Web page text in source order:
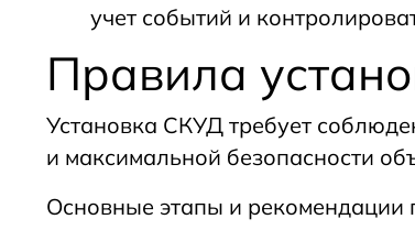
учет событий и
Правила
Установка СКУД требует
и максимальной безопасности
Основные этапы и